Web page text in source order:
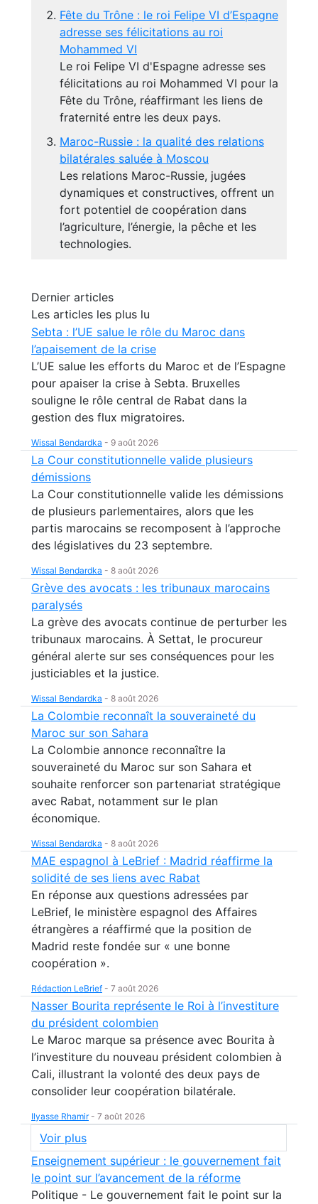
Fête du Trône : le roi Felipe VI d’Espagne
adresse ses félicitations au roi
Mohammed VI
Le roi Felipe VI d'Espagne adresse ses
félicitations au roi Mohammed VI pour la
Fête du Trône, réaffirmant les liens de
fraternité entre les deux pays.
Maroc-Russie : la qualité des relations
bilatérales saluée à Moscou
Les relations Maroc-Russie, jugées
dynamiques et constructives, offrent un
fort potentiel de coopération dans
l’agriculture, l’énergie, la pêche et les
technologies.
Dernier articles
Les articles les plus lu
Sebta : l’UE salue le rôle du Maroc dans
l’apaisement de la crise
L’UE salue les efforts du Maroc et de l’Espagne
pour apaiser la crise à Sebta. Bruxelles
souligne le rôle central de Rabat dans la
gestion des flux migratoires.
Wissal Bendardka - 9 août 2026
La Cour constitutionnelle valide plusieurs
démissions
La Cour constitutionnelle valide les démissions
de plusieurs parlementaires, alors que les
partis marocains se recomposent à l’approche
des législatives du 23 septembre.
Wissal Bendardka - 8 août 2026
Grève des avocats : les tribunaux marocains
paralysés
La grève des avocats continue de perturber les
tribunaux marocains. À Settat, le procureur
général alerte sur ses conséquences pour les
justiciables et la justice.
Wissal Bendardka - 8 août 2026
La Colombie reconnaît la souveraineté du
Maroc sur son Sahara
La Colombie annonce reconnaître la
souveraineté du Maroc sur son Sahara et
souhaite renforcer son partenariat stratégique
avec Rabat, notamment sur le plan
économique.
Wissal Bendardka - 8 août 2026
MAE espagnol à LeBrief : Madrid réaffirme la
solidité de ses liens avec Rabat
En réponse aux questions adressées par
LeBrief, le ministère espagnol des Affaires
étrangères a réaffirmé que la position de
Madrid reste fondée sur « une bonne
coopération ».
Rédaction LeBrief - 7 août 2026
Nasser Bourita représente le Roi à l’investiture
du président colombien
Le Maroc marque sa présence avec Bourita à
l’investiture du nouveau président colombien à
Cali, illustrant la volonté des deux pays de
consolider leur coopération bilatérale.
Ilyasse Rhamir- 7 août 2026
Voir plus
Enseignement supérieur : le gouvernement fait
le point sur l’avancement de la réforme
Politique - Le gouvernement fait le point sur la